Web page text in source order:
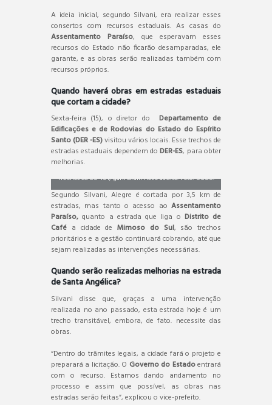
A ideia inicial, segundo Silvani, era realizar esses
consertos com recursos estaduais. As casas do
Assentamento Paraíso, que esperavam esses
recursos do Estado não ficarão desamparadas, ele
garante, e as obras serão realizadas também com
recursos próprios.
Quando haverá obras em estradas estaduais
que cortam a cidade?
Sexta-feira (15), o diretor do Departamento de
Edificações e de Rodovias do Estado do Espírito
Santo (DER -ES)visitou vários locais. Esse trechos de
estradas estaduais dependem doDER-ES, para obter
melhorias.
Trechos da ES-181, ganharam novo asfalto. Foto: SCOS.
Segundo Silvani, Alegre é cortada por 3,5 km de
estradas, mas tanto o acesso ao Assentamento
Paraíso, quanto a estrada que liga o Distrito de
Café a cidade de Mimoso do Sul, são trechos
prioritários e a gestão continuará cobrando, até que
sejam realizadas as intervenções necessárias.
Quando serão realizadas melhorias na estrada
de Santa Angélica?
Silvani disse que, graças a uma intervenção
realizada no ano passado, esta estrada hoje é um
trecho transitável, embora, de fato. necessite das
obras.
“Dentro do trâmites legais, a cidade fará o projeto e
preparará a licitação. O Governo do Estadoentrará
com o recurso. Estamos dando andamento no
processo e assim que possível, as obras nas
estradas serão feitas”, explicou o vice-prefeito.